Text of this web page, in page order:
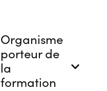
Organisme
porteur de
la
formation